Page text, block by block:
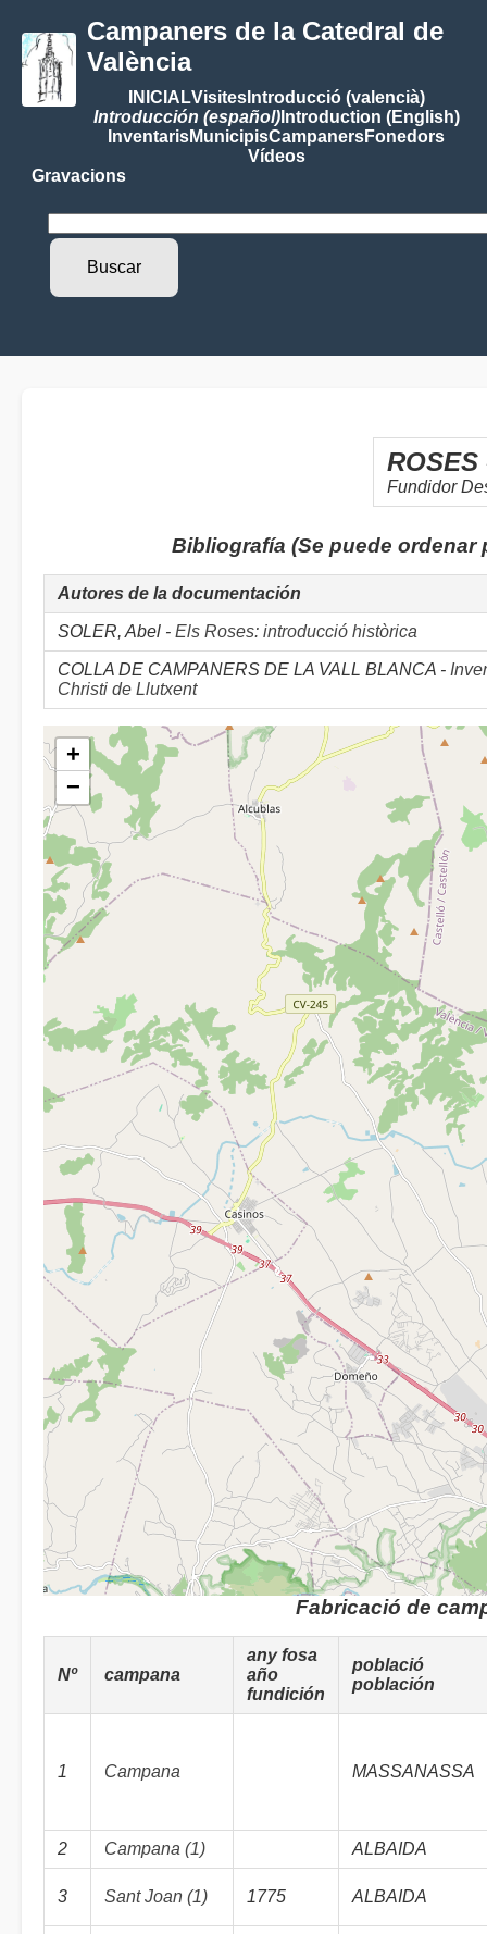
Campaners de la Catedral de
València
INICIALVisitesIntroducció (valencià)
Introducción (español)Introduction (English)
InventarisMunicipisCampanersFonedors
Vídeos
Gravacions
ROSES
Fundidor
Bibliografía (Se puede
Autores de la documentación
SOLER, Abel - Els Roses: introducció històrica
COLLA DE CAMPANERS DE LA VALL BLANCA -
Christi de Llutxent
+
−
Fabricació de
Nº campana
any fosa
año
fundición
població
población
1 Campana MASSANASSA
2 Campana (1) ALBAIDA
3 Sant Joan (1) 1775 ALBAIDA